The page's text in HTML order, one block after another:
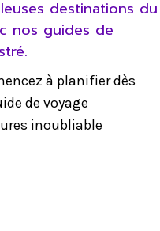
destinations du
nos guides de
à planifier dès
de voyage
inoubliable